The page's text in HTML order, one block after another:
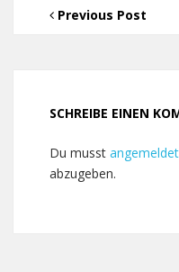
Previous Post
SCHREIBE EINEN
Du musst angemeldet
abzugeben.